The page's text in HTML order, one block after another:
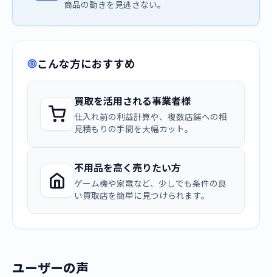
商品の動きを見逃さない。
こんな方におすすめ
買取を活用される事業者様
仕入れ前の利益計算や、複数店舗への相
見積もりの手間を大幅カット。
不用品を高く売りたい方
ゲーム機や家電など、少しでも条件の良
い買取店を簡単に見つけられます。
ユーザーの声